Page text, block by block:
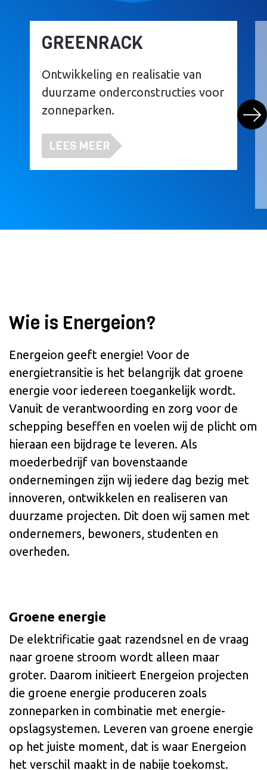
GREENRACK
Ontwikkeling en realisatie van
duurzame onderconstructies voor
zonneparken.
LEES MEER
Wie is Energeion?
Energeion geeft energie! Voor de
energietransitie is het belangrijk dat groene
energie voor iedereen toegankelijk wordt.
Vanuit de verantwoording en zorg voor de
schepping beseffen en voelen wij de plicht om
hieraan een bijdrage te leveren. Als
moederbedrijf van bovenstaande
ondernemingen zijn wij iedere dag bezig met
innoveren, ontwikkelen en realiseren van
duurzame projecten. Dit doen wij samen met
ondernemers, bewoners, studenten en
overheden.
Groene energie
De elektrificatie gaat razendsnel en de vraag
naar groene stroom wordt alleen maar
groter. Daarom initieert Energeion projecten
die groene energie produceren zoals
zonneparken in combinatie met energie-
opslagsystemen. Leveren van groene energie
op het juiste moment, dat is waar Energeion
het verschil maakt in de nabije toekomst.